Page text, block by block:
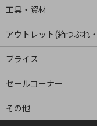
工具・資材
アウトレット(箱つぶれ
ブライス
セールコーナー
その他